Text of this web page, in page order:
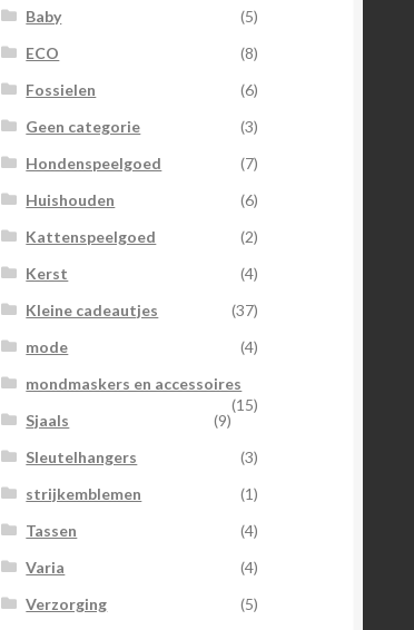
Baby
(5)
ECO
(8)
Fossielen
(6)
Geen categorie
(3)
Hondenspeelgoed
(7)
Huishouden
(6)
Kattenspeelgoed
(2)
Kerst
(4)
Kleine cadeautjes
(37)
mode
(4)
mondmaskers en accessoires
(15)
Sjaals
(9)
Sleutelhangers
(3)
strijkemblemen
(1)
Tassen
(4)
Varia
(4)
Verzorging
(5)